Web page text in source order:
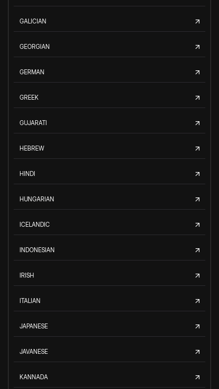
GALICIAN
GEORGIAN
GERMAN
GREEK
GUJARATI
HEBREW
HINDI
HUNGARIAN
ICELANDIC
INDONESIAN
IRISH
ITALIAN
JAPANESE
JAVANESE
KANNADA